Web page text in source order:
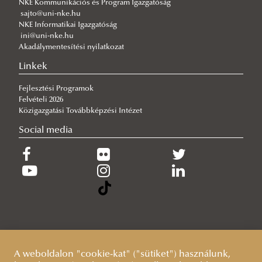
Erasmus Hallgatói Charta
Kiegészítő támogatás tartós betegségben szenvedők,
Esélyegyenlőségi kiegészítő támogatás hallgatóknak
GYIK
Nyári egyetem Berlinben
Portálok további nemzetközi ösztöndíj lehetőségekért
NKE Kommunikációs és Program Igazgatóság
sajto@uni-nke.hu
NKE Informatikai Igazgatóság
ini@uni-nke.hu
Akadálymentesítési nyilatkozat
Linkek
Fejlesztési Programok
Felvételi 2026
Közigazgatási Továbbképzési Intézet
Social media
A weboldalon "cookie-kat" ("sütiket") használunk,